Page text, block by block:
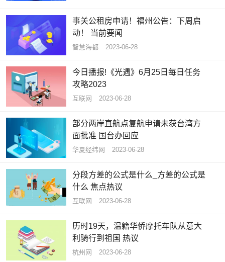
事关公租房申请！福州公告：下周启
动！ 当前要闻
智慧海都 2023-06-28
今日播报!《光遇》6月25日每日任务
攻略2023
互联网 2023-06-28
部分两岸直航点复航申请未获台湾方
面批准 国台办回应
华夏经纬网 2023-06-28
分段方差的公式是什么_方差的公式是
什么 焦点热议
互联网 2023-06-28
历时19天，温籍华侨摩托车队从意大
利骑行到祖国 热议
杭州网 2023-06-28